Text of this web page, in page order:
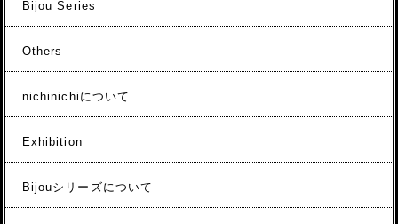
Bijou Series
Others
nichinichiについて
Exhibition
Bijouシリーズについて